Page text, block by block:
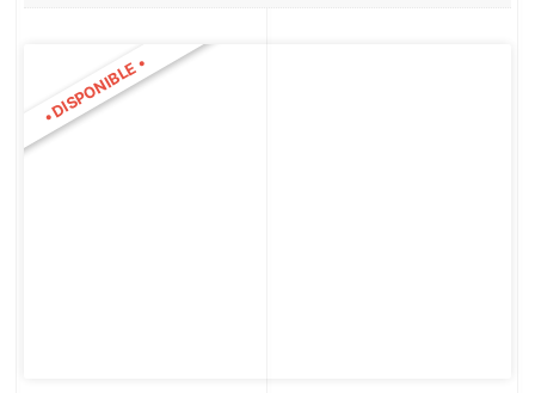
•DISPONIBLE•